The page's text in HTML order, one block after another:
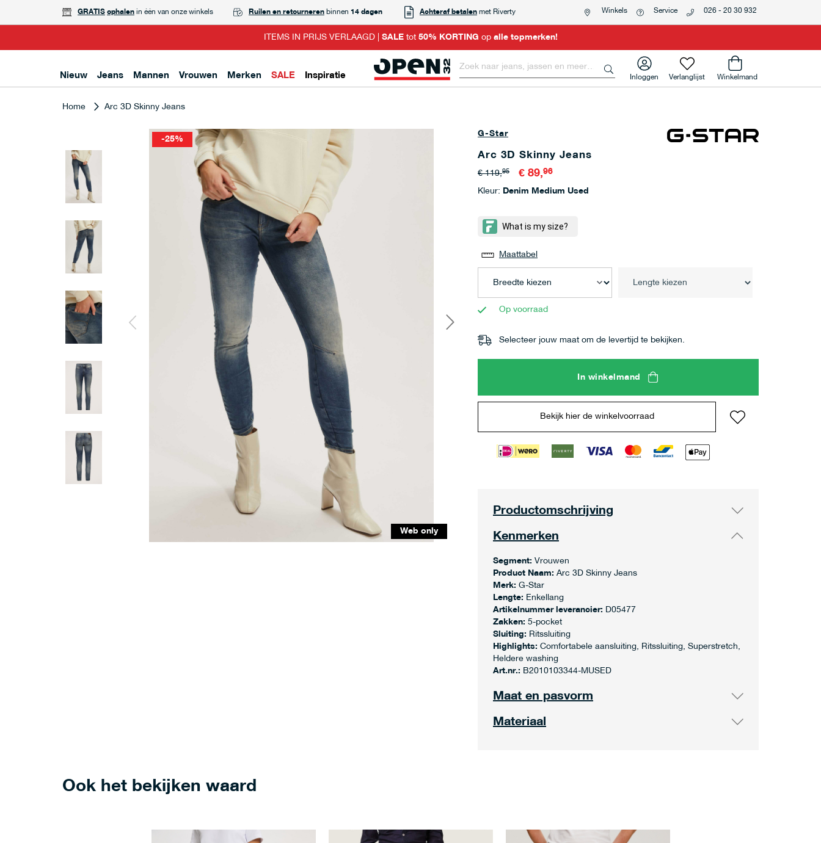
GRATIS ophalen in één van onze winkels Ruilen en retourneren binnen 14 dagen Achteraf betalenmet Riverty Winkels Service 026 - 20 30 932
ITEMS IN PRIJS VERLAAGD | SALE tot 50% KORTING op alle topmerken!
Winkelmand
Verlanglijst
Inloggen
Nieuw Jeans Mannen Vrouwen Merken SALE Inspiratie
Home Arc 3D Skinny Jeans
-25%
Web only
G-Star
Arc 3D Skinny Jeans
€ 119,95 € 89,96
Kleur: Denim Medium Used
Maattabel
Op voorraad
Selecteer jouw maat om de levertijd te bekijken.
In winkelmand
Bekijk hier de winkelvoorraad
Productomschrijving
Kenmerken
Segment: Vrouwen
Product Naam: Arc 3D Skinny Jeans
Merk: G-Star
Lengte: Enkellang
Artikelnummer leverancier: D05477
Zakken: 5-pocket
Sluiting: Ritssluiting
Highlights: Comfortabele aansluiting, Ritssluiting, Superstretch,
Heldere washing
Art.nr.: B2010103344-MUSED
Maat en pasvorm
Materiaal
Ook het bekijken waard